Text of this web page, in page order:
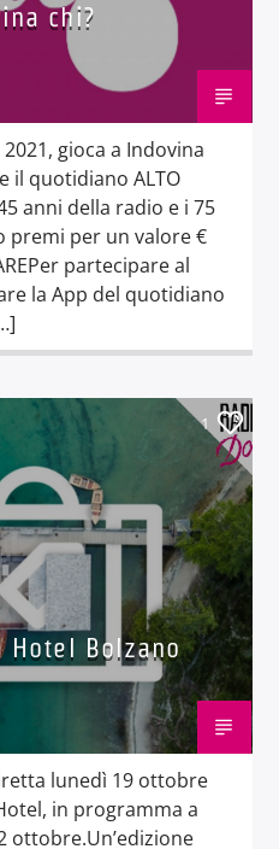
chi?
gioca a Indovina
il quotidiano ALTO
anni della radio e i 75
premi per un valore €
partecipare al
la App del quotidiano
1
Hotel Bolzano
lunedì 19 ottobre
in programma a
ottobre.Un’edizione